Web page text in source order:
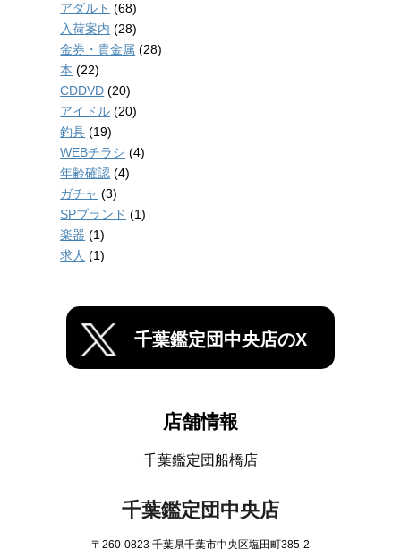
アダルト (68)
入荷案内 (28)
金券・貴金属 (28)
本 (22)
CDDVD (20)
アイドル (20)
釣具 (19)
WEBチラシ (4)
年齢確認 (4)
ガチャ (3)
SPブランド (1)
楽器 (1)
求人 (1)
千葉鑑定団中央店のX
店舗情報
千葉鑑定団船橋店
千葉鑑定団中央店
〒260-0823 千葉県千葉市中央区塩田町385-2